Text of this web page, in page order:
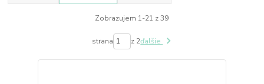
Zobrazujem 1-21 z 39
strana z 2ďalšie